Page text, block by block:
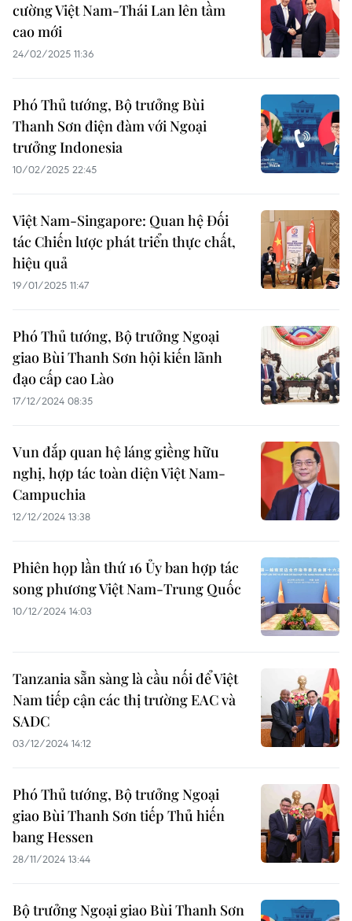
cường Việt Nam-Thái Lan lên tầm
cao mới
24/02/2025 11:36
Phó Thủ tướng, Bộ trưởng Bùi
Thanh Sơn điện đàm với Ngoại
trưởng Indonesia
10/02/2025 22:45
Việt Nam-Singapore: Quan hệ Đối
tác Chiến lược phát triển thực chất,
hiệu quả
19/01/2025 11:47
Phó Thủ tướng, Bộ trưởng Ngoại
giao Bùi Thanh Sơn hội kiến lãnh
đạo cấp cao Lào
17/12/2024 08:35
Vun đắp quan hệ láng giềng hữu
nghị, hợp tác toàn diện Việt Nam-
Campuchia
12/12/2024 13:38
Phiên họp lần thứ 16 Ủy ban hợp tác
song phương Việt Nam-Trung Quốc
10/12/2024 14:03
Tanzania sẵn sàng là cầu nối để Việt
Nam tiếp cận các thị trường EAC và
SADC
03/12/2024 14:12
Phó Thủ tướng, Bộ trưởng Ngoại
giao Bùi Thanh Sơn tiếp Thủ hiến
bang Hessen
28/11/2024 13:44
Bộ trưởng Ngoại giao Bùi Thanh Sơn